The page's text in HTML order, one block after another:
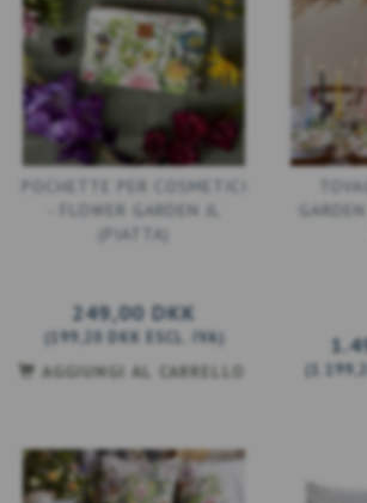
POCHETTE PER COSMETICI
- FLOWER GARDEN JL
(PIATTA)
249,00 DKK
( 199,20 DKK ESCL. IVA
AGGIUNGI AL CARRELLO (